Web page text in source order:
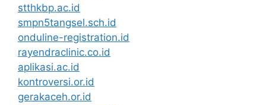
stthkbp.ac.id
smpn5tangsel.sch.id
onduline-registration.id
rayendraclinic.co.id
aplikasi.ac.id
kontroversi.or.id
gerakaceh.or.id